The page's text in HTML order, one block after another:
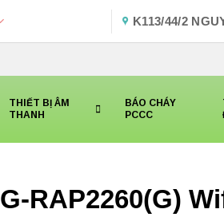
K113/44/2
THIẾT BỊ ÂM
THANH
BÁO CHÁY
PCCC
RAP2260(G)